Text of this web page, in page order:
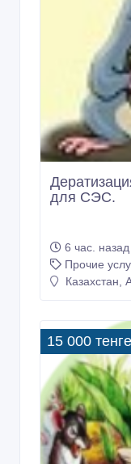
для СЭС.
6 час. назад
Прочие
Казахстан,
15 000